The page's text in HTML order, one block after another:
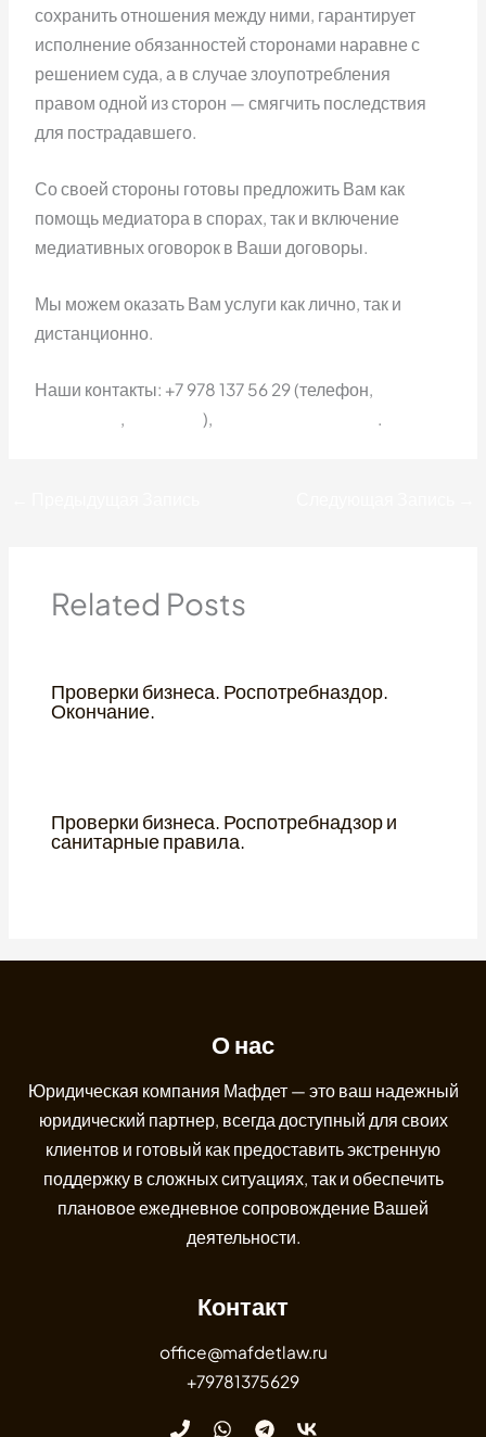
сохранить отношения между ними, гарантирует
исполнение обязанностей сторонами наравне с
решением суда, а в случае злоупотребления
правом одной из сторон — смягчить последствия
для пострадавшего.
Со своей стороны готовы предложить Вам как
помощь медиатора в спорах, так и включение
медиативных оговорок в Ваши договоры.
Мы можем оказать Вам услуги как лично, так и
дистанционно.
Наши контакты: +7 978 137 56 29 (телефон,
WhatApp),
Related Posts
Проверки бизнеса. Роспотребназдор.
Окончание.
Проверки бизнеса. Роспотребнадзор и
санитарные правила.
О нас
Юридическая компания Мафдет — это ваш надежный
юридический партнер, всегда доступный для своих
клиентов и готовый как предоставить экстренную
поддержку в сложных ситуациях, так и обеспечить
плановое ежедневное сопровождение Вашей
деятельности.
Контакт
office@mafdetlaw.ru
+79781375629